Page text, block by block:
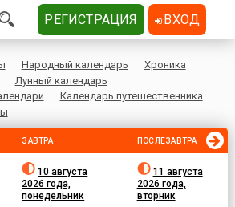
Народный календарь
Хроника
Лунный календарь
Календарь путешественника
ЗАВТРА
10 августа
2026 года,
понедельник
ПОСЛЕЗАВТРА
11 августа
2026 года,
вторник
РЕГИСТРАЦИЯ ВХОД